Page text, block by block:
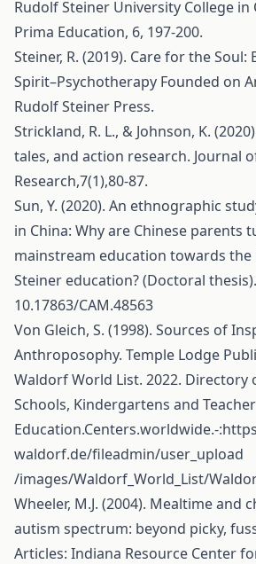
Rudolf Steiner University College in
Prima Education, 6, 197-200.
Steiner, R. (2019). Care for the Soul:
Spirit–Psychotherapy Founded on
Rudolf Steiner Press.
Strickland, R. L., & Johnson, K.
tales, and action research. Journal
Research,7(1),80-87.
Sun, Y. (2020). An ethnographic
in China: Why are Chinese parents
mainstream education towards the
Steiner education? (Doctoral
10.17863/CAM.48563
Von Gleich, S. (1998). Sources of
Anthroposophy. Temple Lodge
Waldorf World List. 2022. Directory
Schools, Kindergartens and Teacher
Education.Centers.worldwide.-
waldorf.de/fileadmin/user_upload
/images/Waldorf_World_List/
Wheeler, M.J. (2004). Mealtime and
autism spectrum: beyond picky,
Articles: Indiana Resource Center